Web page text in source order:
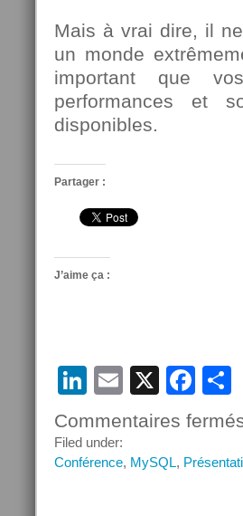
Mais à vrai dire, il
un monde
important que
performances et
disponibles.
Partager :
J’aime ça :
LinkedIn
Email
X
Commentaires
Filed under:
Conférence, MySQL,